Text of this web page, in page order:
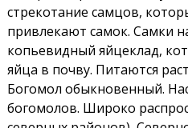
стрекотание самцов,
привлекают самок. Самки
копьевидный яйцеклад,
яйца в почву. Питаются
Богомол обыкновенный.
богомолов. Широко